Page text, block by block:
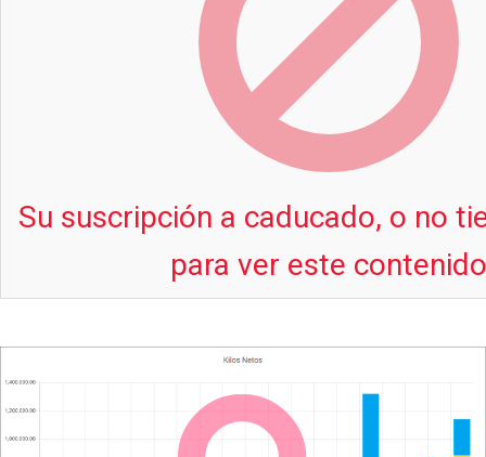
Su suscripción a caducado, o no
para ver este contenido